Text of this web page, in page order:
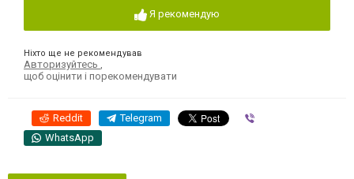
Я рекомендую
Ніхто ще не рекомендував
Авторизуйтесь
щоб оцінити і порекомендувати
Reddit Telegram
WhatsApp